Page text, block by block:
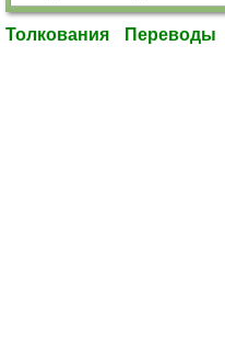
Толкования Переводы